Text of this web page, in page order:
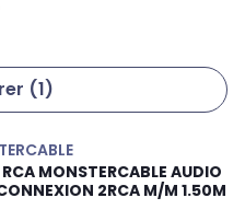
(1)
MONSTERCABLE AUDIO
2RCA M/M 1.50M